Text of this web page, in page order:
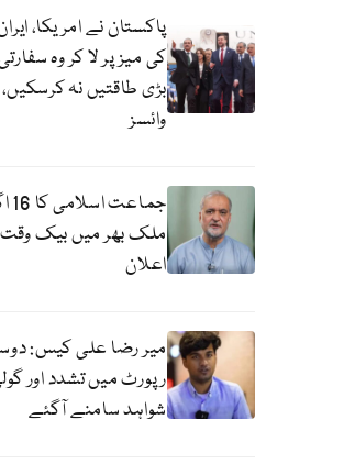
پاکستان نے امریکا،
کی میز پر لا کر وہ
بڑی طاقتیں نہ
وائسز
ملک بھر میں بیک وقت
اعلان
میر رضا علی کیس:
رپورٹ میں تشدد اور
شواہد سامنے آگئے